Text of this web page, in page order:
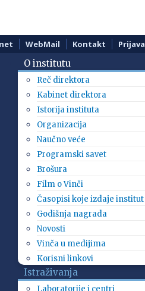
WebMail Kontakt Prijava
O institutu
Reč direktora
Kabinet direktora
Istorija instituta
Organizacija
Naučno veće
Programski savet
Brošura
Film o Vinči
Časopisi koje izdaje institut
Godišnja nagrada
Novosti
Vinča u medijima
Korisni linkovi
Istraživanja
Laboratorije i centri